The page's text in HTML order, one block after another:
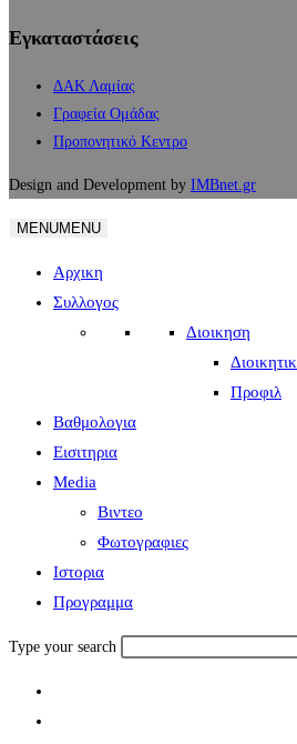
Εγκαταστάσεις
ΔΑΚ Λαμίας
Γραφεία Ομάδας
Προπονητικό Κεντρο
Design and Development by IMBnet.gr
MENUMENU
Αρχικη
Συλλογος
Διοικηση
Προφιλ
Βαθμολογια
Εισιτηρια
Media
Βιντεο
Φωτογραφιες
Ιστορια
Πρoγραμμα
Type your search